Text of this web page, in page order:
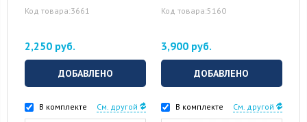
Код товара:3661
2,250 руб.
ДОБАВЛЕНО
Код товара:5160
3,900 руб.
ДОБАВЛЕНО
В комплекте См. другой В комплекте См. другой